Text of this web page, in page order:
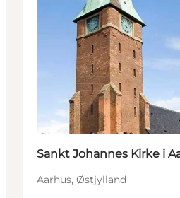
Sankt Johannes Kirke i
Aarhus, Østjylland